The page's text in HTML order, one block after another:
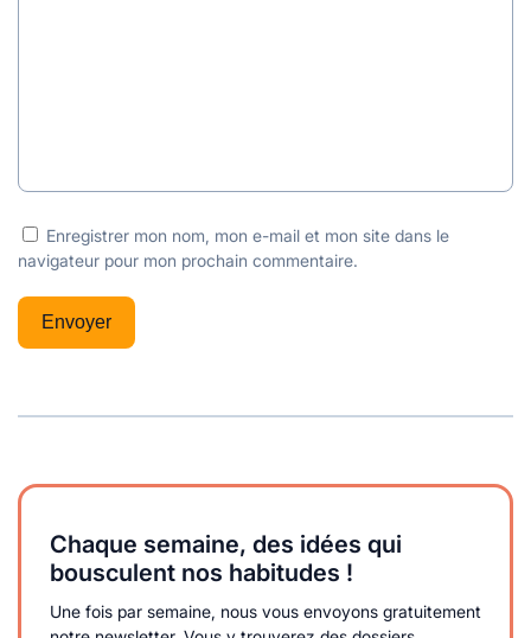
Enregistrer mon nom, mon e-mail et mon site dans le
navigateur pour mon prochain commentaire.
Chaque semaine, des idées qui
bousculent nos habitudes !
Une fois par semaine, nous vous envoyons gratuitement